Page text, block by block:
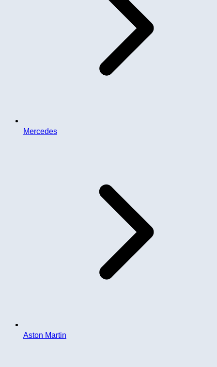
Mercedes
Aston Martin